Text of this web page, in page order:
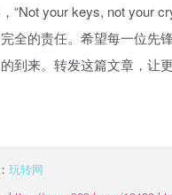
“Not your keys, not your
全的责任。希望每一位先
到来。转发这篇文章，让
玩转网